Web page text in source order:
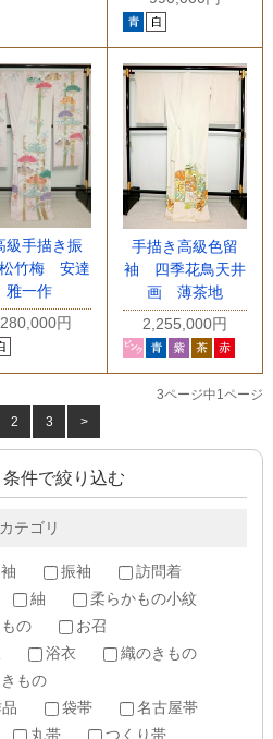
級手描き振
竹梅 安達
雅一作
円
手描き高級色留
袖 四季花鳥天井
画 薄茶地
2,255,000円
3ページ中1ページ
2 3 >
件で絞り込む
カテゴリ
振袖
訪問着
紬
柔らかもの小紋
の
お召
浴衣
織のきもの
もの
袋帯
名古屋帯
丸帯 つくり帯